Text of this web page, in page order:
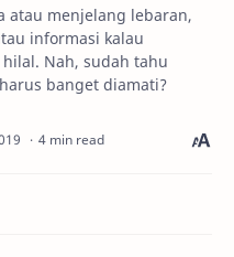
atau menjelang lebaran,
informasi kalau
Nah, sudah tahu
banget diamati?
4 min read